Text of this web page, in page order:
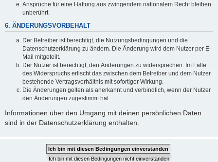
Ansprüche für eine Haftung aus zwingendem nationalem Recht bleiben
unberührt.
6. ÄNDERUNGSVORBEHALT
Der Betreiber ist berechtigt, die Nutzungsbedingungen und die
Datenschutzerklärung zu ändern. Die Änderung wird dem Nutzer per E-
Mail mitgeteilt.
Der Nutzer ist berechtigt, den Änderungen zu widersprechen. Im Falle
des Widerspruchs erlischt das zwischen dem Betreiber und dem Nutzer
bestehende Vertragsverhältnis mit sofortiger Wirkung.
Die Änderungen gelten als anerkannt und verbindlich, wenn der Nutzer
den Änderungen zugestimmt hat.
Informationen über den Umgang mit deinen persönlichen Daten
sind in der Datenschutzerklärung enthalten.